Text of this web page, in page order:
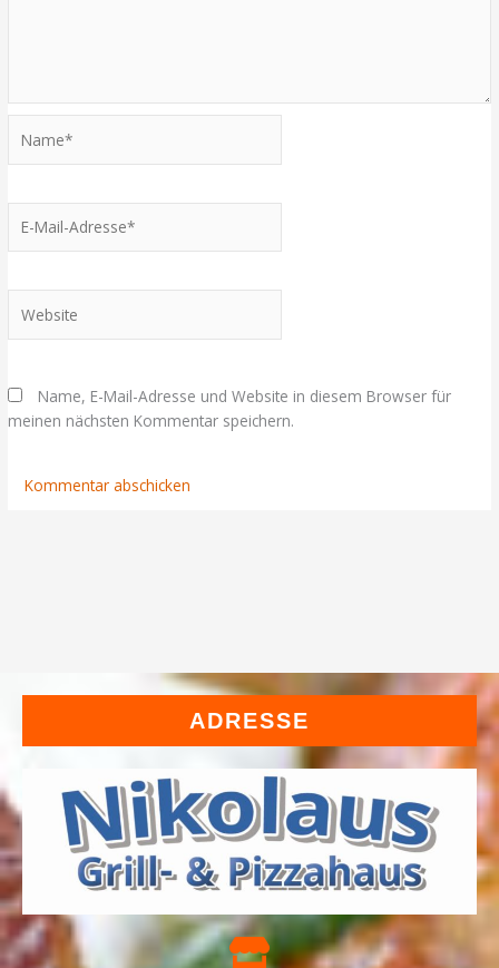
Mail-
Name, E-Mail-Adresse und Website in diesem Browser für
meinen nächsten Kommentar speichern.
ADRESSE